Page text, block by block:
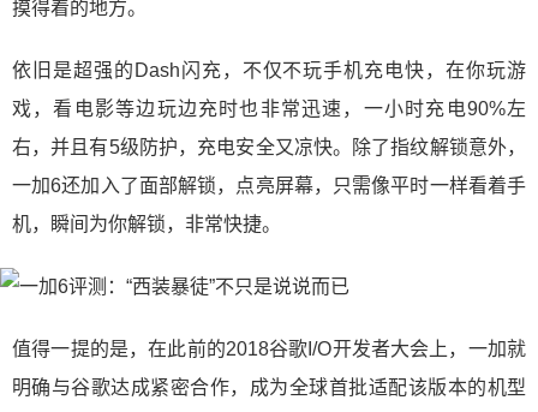
摸得着的地方。
依旧是超强的Dash闪充，不仅不玩手机充电快，在你玩游
戏，看电影等边玩边充时也非常迅速，一小时充电90%左
右，并且有5级防护，充电安全又凉快。除了指纹解锁意外，
一加6还加入了面部解锁，点亮屏幕，只需像平时一样看着手
机，瞬间为你解锁，非常快捷。
值得一提的是，在此前的2018谷歌I/O开发者大会上，一加就
明确与谷歌达成紧密合作，成为全球首批适配该版本的机型